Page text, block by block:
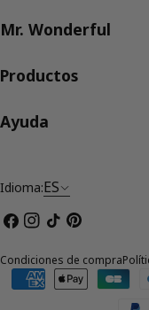
Mr. Wonderful
Productos
Ayuda
Idioma:ES
Facebook
Instagram
Tik Pinterest
Condiciones de compra
Métodos